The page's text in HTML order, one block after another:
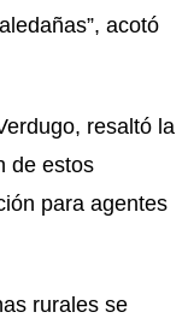
acotó
resaltó la
de estos
para agentes
rurales se